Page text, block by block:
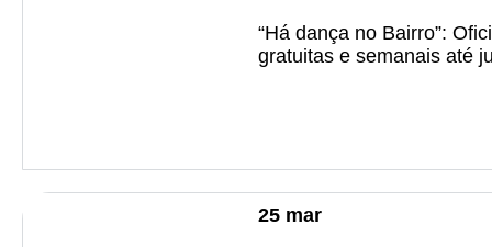
“Há dança no Bairro”:
gratuitas e semanais até
25 mar